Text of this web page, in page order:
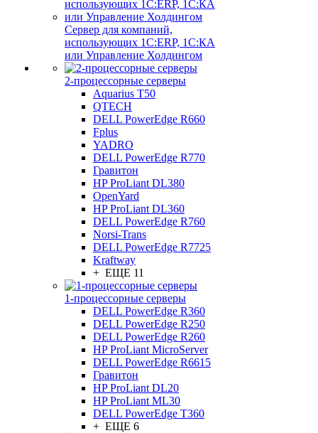
Сервер для компаний,
использующих 1C:ERP, 1С:КА
или Управление Холдингом
2-процессорные серверы
Aquarius T50
QTECH
DELL PowerEdge R660
Fplus
YADRO
DELL PowerEdge R770
Гравитон
HP ProLiant DL380
OpenYard
HP ProLiant DL360
DELL PowerEdge R760
Norsi-Trans
DELL PowerEdge R7725
Kraftway
+ ЕЩЕ 11
1-процессорные серверы
DELL PowerEdge R360
DELL PowerEdge R250
DELL PowerEdge R260
HP ProLiant MicroServer
DELL PowerEdge R6615
Гравитон
HP ProLiant DL20
HP ProLiant ML30
DELL PowerEdge T360
+ ЕЩЕ 6